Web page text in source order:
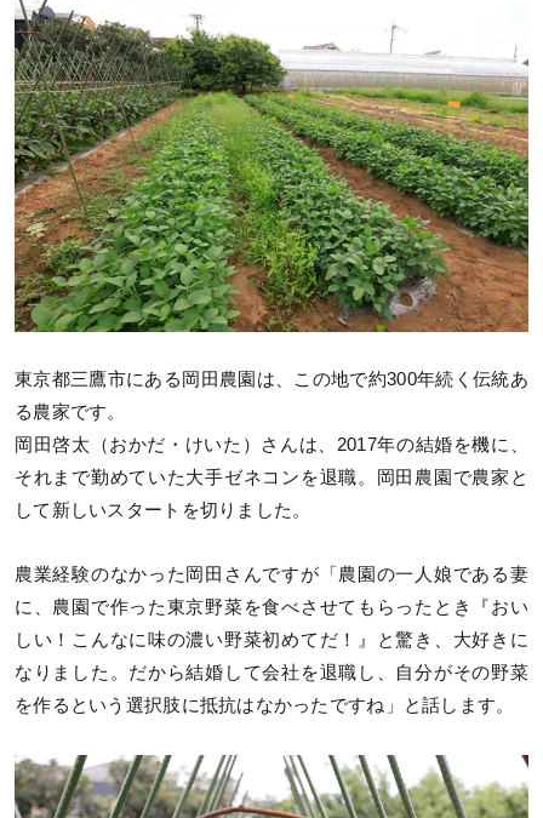
東京都三鷹市にある岡田農園は、この地で約300年続く伝統あ
る農家です。
岡田啓太（おかだ・けいた）さんは、2017年の結婚を機に、
それまで勤めていた大手ゼネコンを退職。岡田農園で農家と
して新しいスタートを切りました。
農業経験のなかった岡田さんですが「農園の一人娘である妻
に、農園で作った東京野菜を食べさせてもらったとき『おい
しい！こんなに味の濃い野菜初めてだ！』と驚き、大好きに
なりました。だから結婚して会社を退職し、自分がその野菜
を作るという選択肢に抵抗はなかったですね」と話します。